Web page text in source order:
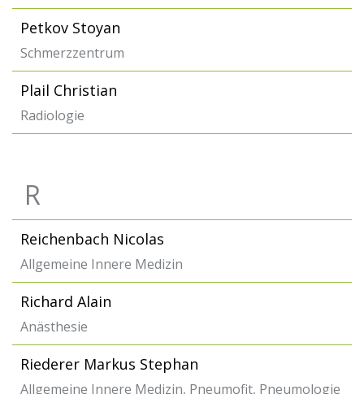
Petkov Stoyan
Schmerzzentrum
Plail Christian
Radiologie
R
Reichenbach Nicolas
Allgemeine Innere Medizin
Richard Alain
Anästhesie
Riederer Markus Stephan
Allgemeine Innere Medizin, Pneumofit, Pneumologie